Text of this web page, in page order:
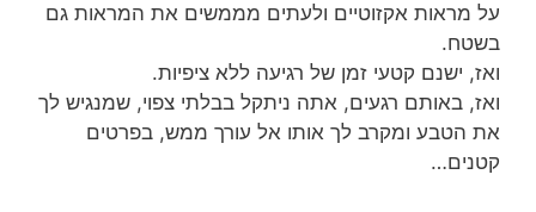
על מראות אקזוטיים ולעתים מממשים את המראות גם
בשטח.
ואז, ישנם קטעי זמן של רגיעה ללא ציפיות.
ואז, באותם רגעים, אתה ניתקל בבלתי צפוי, שמנגיש לך
את הטבע ומקרב לך אותו אל עורך ממש, בפרטים
קטנים…